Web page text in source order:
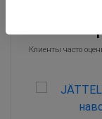
Клиенты часто